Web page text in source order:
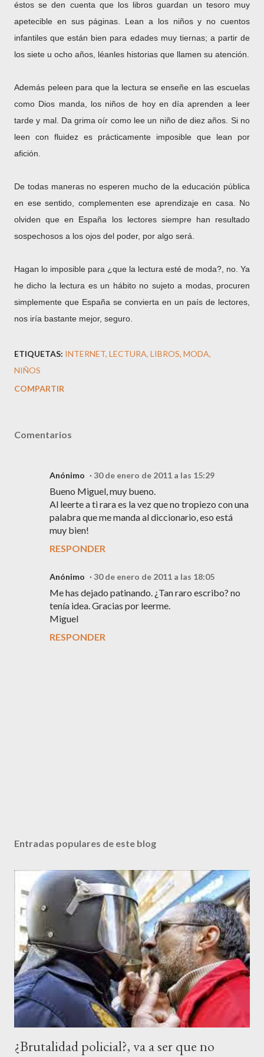
éstos se den cuenta que los libros guardan un tesoro muy
apetecible en sus páginas. Lean a los niños y no cuentos
infantiles que están bien para edades muy tiernas; a partir de
los siete u ocho años, léanles historias que llamen su atención.
Además peleen para que la lectura se enseñe en las escuelas
como Dios manda, los niños de hoy en día aprenden a leer
tarde y mal. Da grima oír como lee un niño de diez años. Si no
leen con fluidez es prácticamente imposible que lean por
afición.
De todas maneras no esperen mucho de la educación pública
en ese sentido, complementen ese aprendizaje en casa. No
olviden que en España los lectores siempre han resultado
sospechosos a los ojos del poder, por algo será.
Hagan lo imposible para ¿que la lectura esté de moda?, no. Ya
he dicho la lectura es un hábito no sujeto a modas, procuren
simplemente que España se convierta en un país de lectores,
nos iría bastante mejor, seguro.
ETIQUETAS: INTERNET LECTURA LIBROS MODA
NIÑOS
COMPARTIR
Comentarios
Anónimo 30 de enero de 2011 a las 15:29
Bueno Miguel, muy bueno.
Al leerte a ti rara es la vez que no tropiezo con una
palabra que me manda al diccionario, eso está
muy bien!
RESPONDER
Anónimo 30 de enero de 2011 a las 18:05
Me has dejado patinando. ¿Tan raro escribo? no
tenía idea. Gracias por leerme.
Miguel
RESPONDER
b
c
o
m
e
n
t
i
Entradas populares de este blog
¿Brutalidad policial?, va a ser que no